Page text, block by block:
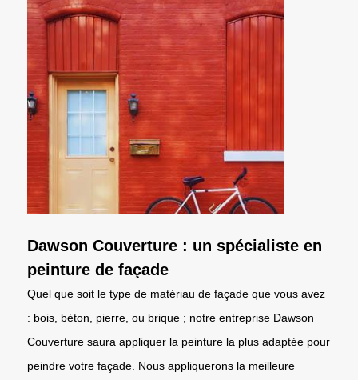
Dawson Couverture : un spécialiste en
peinture de façade
Quel que soit le type de matériau de façade que vous avez
: bois, béton, pierre, ou brique ; notre entreprise Dawson
Couverture saura appliquer la peinture la plus adaptée pour
peindre votre façade. Nous appliquerons la meilleure